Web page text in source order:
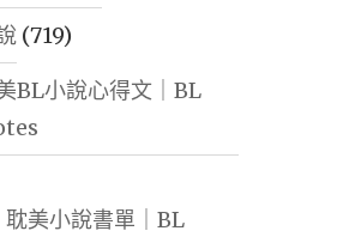
(719)
BL小說心得文｜BL
美小說書單｜BL